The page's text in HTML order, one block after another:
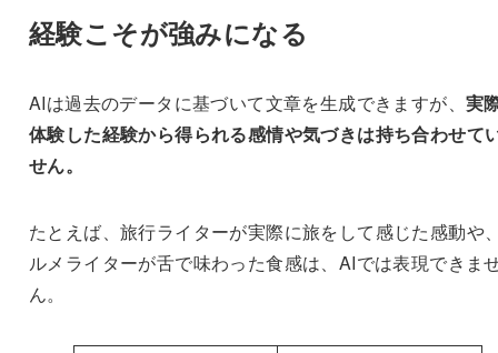
経験こそが強みになる
AIは過去のデータに基づいて文章を生成できますが、 実
体験した経験から得られる感情や気づきは持ち合わせて
せん。
たとえば、旅行ライターが実際に旅をして感じた感動や
ルメライターが舌で味わった食感は、AIでは表現できま
ん。